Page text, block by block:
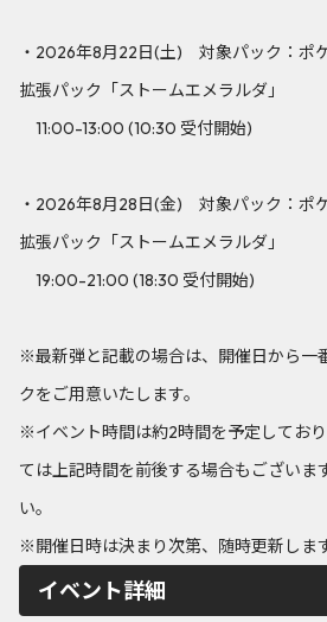
・2026年8月22日(土) 対象パック：ポ
拡張パック「ストームエメラルダ」
11:00-13:00 (10:30 受付開始)
・2026年8月28日(金) 対象パック：ポ
拡張パック「ストームエメラルダ」
19:00-21:00 (18:30 受付開始)
※最新弾と記載の場合は、開催日から一
クをご用意いたします。
※イベント時間は約2時間を予定してお
ては上記時間を前後する場合もございま
い。
※開催日時は決まり次第、随時更新します
イベント詳細